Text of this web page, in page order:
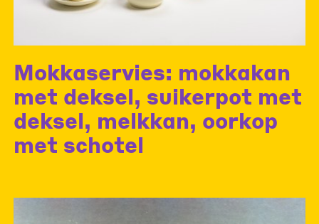
Mokkaservies: mokkakan
met deksel, suikerpot met
deksel, melkkan, oorkop
met schotel